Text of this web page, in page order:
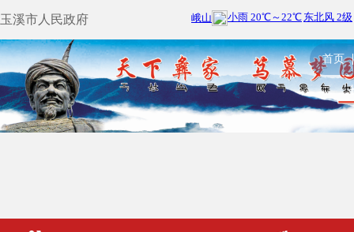
玉溪市人民政府
首页